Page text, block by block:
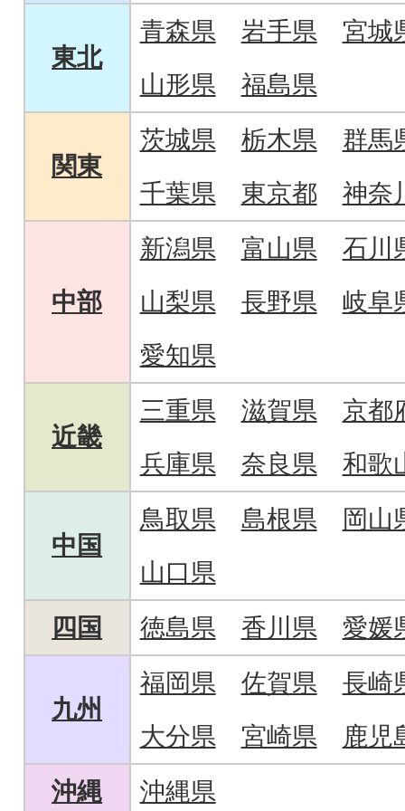
東北
青森県 岩手県
宮城
山形県
福島県
関東
茨城県 栃木県
群馬
千葉県
東京都 神奈
中部
新潟県 富山県
石川
山梨県
長野県
岐阜
愛知県
近畿
三重県 滋賀県
京都
兵庫県
奈良県 和歌
中国
鳥取県 島根県
岡山
山口県
四国
徳島県 香川県 愛媛
九州
福岡県 佐賀県
長崎
大分県
宮崎県
鹿児
沖縄
沖縄県